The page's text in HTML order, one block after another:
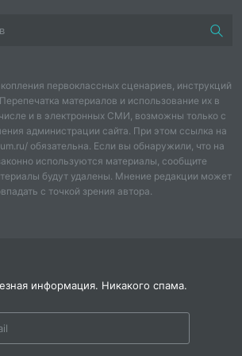
моросит.
нам спешит!
игрушечного ежика.
ребятишки,
ни ножек.
пришел,
первоклассных сценариев, инструкций
материалов и использование их в
и в электронных СМИ, возможны только с
администрации сайта. При этом ссылка на
обязательна. Если вы обнаружили, что на
используются материалы, сообщите
будут удалены. Мнение редакции может
с точкой зрения автора.
информация. Никакого спама.